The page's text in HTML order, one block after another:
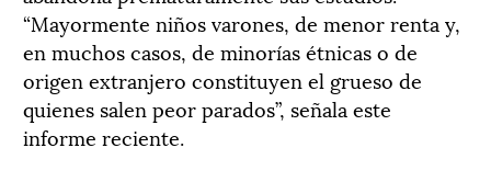
“Mayormente niños varones, de menor renta y,
en muchos casos, de minorías étnicas o de
origen extranjero constituyen el grueso de
quienes salen peor parados”, señala este
informe reciente.